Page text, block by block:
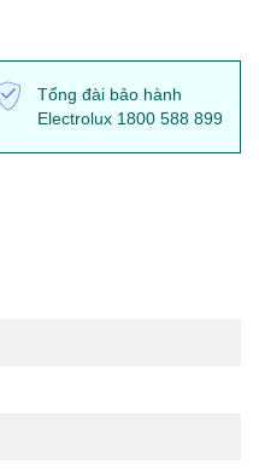
Tổng đài bảo hành
Electrolux 1800 588 899